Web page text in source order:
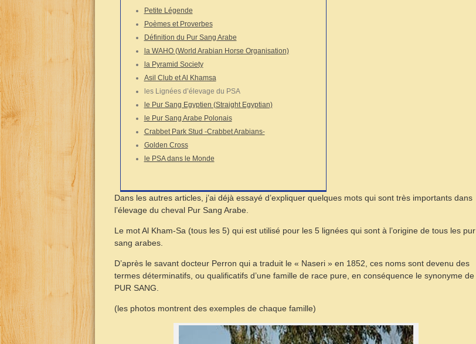
Petite Légende
Poèmes et Proverbes
Définition du Pur Sang Arabe
la WAHO (World Arabian Horse Organisation)
la Pyramid Society
Asil Club et Al Khamsa
les Lignées d’élevage du PSA
le Pur Sang Egyptien (Straight Egyptian)
le Pur Sang Arabe Polonais
Crabbet Park Stud -Crabbet Arabians-
Golden Cross
le PSA dans le Monde
Dans les autres articles, j’ai déjà essayé d’expliquer quelques mots qui sont très importants dans
l’élevage du cheval Pur Sang Arabe.
Le mot Al Kham-Sa (tous les 5) qui est utilisé pour les 5 lignées qui sont à l’origine de tous les pur
sang arabes.
D’après le savant docteur Perron qui a traduit le « Naseri » en 1852, ces noms sont devenu des
termes déterminatifs, ou qualificatifs d’une famille de race pure, en conséquence le synonyme de
PUR SANG.
(les photos montrent des exemples de chaque famille)